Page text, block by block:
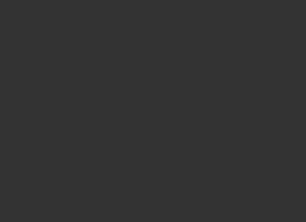
auf seinen Führerschein
sofort auch in Waltrop und
DeutschlandTicket für drei